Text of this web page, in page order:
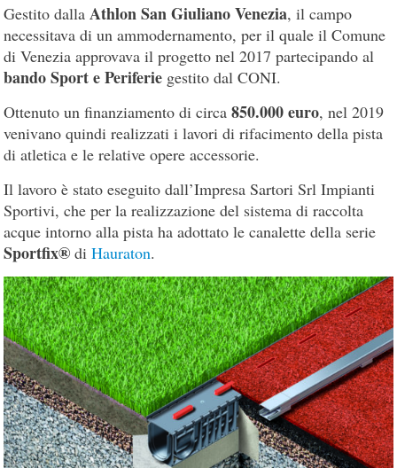
Gestito dallaAthlon San Giuliano Venezia, il campo
necessitava di un ammodernamento, per il quale il Comune
di Venezia approvava il progetto nel 2017 partecipando al
bando Sport e Periferie gestito dal CONI.
Ottenuto un finanziamento di circa850.000 euro, nel 2019
venivano quindi realizzati i lavori di rifacimento della pista
di atletica e le relative opere accessorie.
Il lavoro è stato eseguito dall’Impresa Sartori Srl Impianti
Sportivi, che per la realizzazione del sistema di raccolta
acque intorno alla pista ha adottato le canalette della serie
Sportfix® diHauraton.